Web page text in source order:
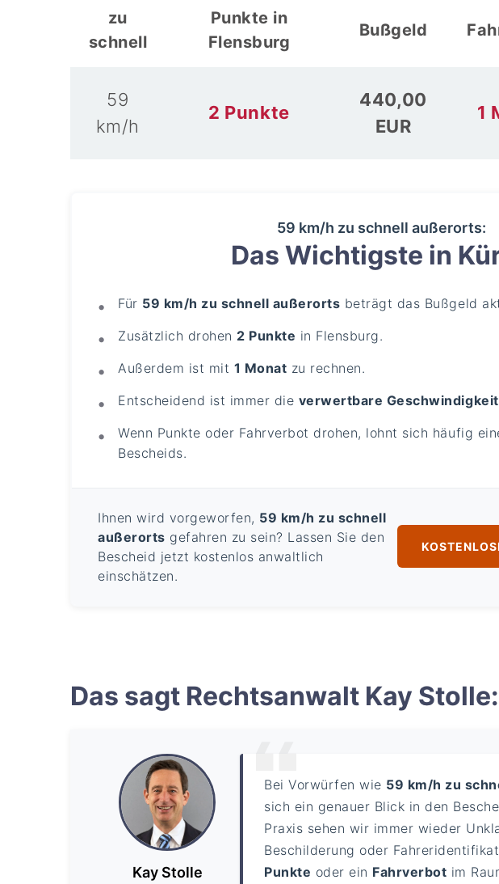
zu
schnell
Punkte in
Flensburg
Bußgeld
59
km/h
2 Punkte
440,00
EUR
1
59 km/h zu schnell außerorts:
Das Wichtigste in
Für 59 km/h zu schnell außerorts beträgt das Bußgeld
Zusätzlich drohen 2 Punkte in Flensburg.
Außerdem ist mit 1 Monat zu rechnen.
Entscheidend ist immer die verwertbare
Wenn Punkte oder Fahrverbot drohen, lohnt sich häufig
Bescheids.
Ihnen wird vorgeworfen, 59 km/h zu schnell
außerorts gefahren zu sein? Lassen Sie den
Bescheid jetzt kostenlos anwaltlich
einschätzen.
Das sagt Rechtsanwalt Kay Stolle:
Kay Stolle
Bei Vorwürfen wie 59 km/h zu
sich ein genauer Blick in den
Praxis sehen wir immer wieder
Beschilderung oder
Punkte oder ein Fahrverbot im